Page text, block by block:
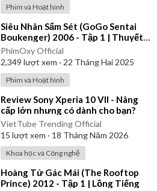
Phim và Hoạt hình
⁣Siêu Nhân Sấm Sét (GoGo Sentai
Boukenger) 2006 - Tập 1 | Thuyết
Minh
PhimOxy Official
2,349 lượt xem · 22 Tháng Hai 2025
Phim và Hoạt hình
⁣Review Sony Xperia 10 VII - Nâng
cấp lớn nhưng có dành cho bạn?
VietTube Trending Official
15 lượt xem · 18 Tháng Năm 2026
Khoa học và Công nghệ
⁣Hoàng Tử Gác Mái (The Rooftop
Prince) 2012 - Tập 1 | Lồng Tiếng